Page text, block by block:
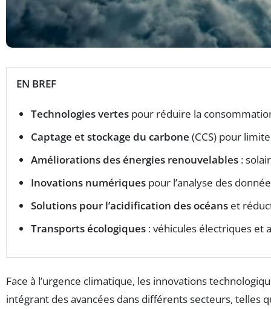
EN BREF
Technologies vertes pour réduire la
Captage et stockage du carbone (CCS) pour
Améliorations des énergies renouvelables :
Inovations numériques pour l’analyse des
Solutions pour l’acidification des océans et
Transports écologiques : véhicules électriques et
Face à l’urgence climatique, les innovations
intégrant des avancées dans différents secteurs, telles